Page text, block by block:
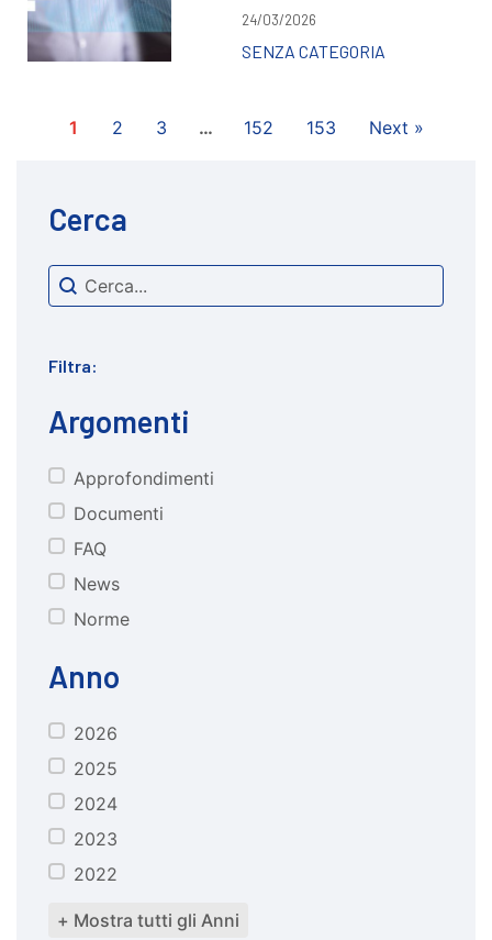
24/03/2026
SENZA CATEGORIA
1 2 3 … 152 153 Next »
Cerca
cerca
Search content
Filtra:
Argomenti
CATEGORIE
Approfondimenti
Documenti
FAQ
News
Norme
Anno
anno2026
2025
2024
2023
2022
+ Mostra tutti gli Anni